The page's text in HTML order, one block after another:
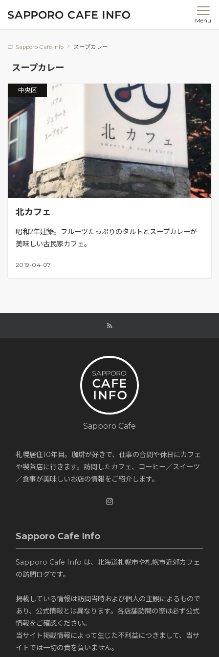
Menu
Sapporo Cafe Info スープカレー
スープカレー
中央区
北カフェ
昭和2年建築。フルーツたっぷりのタルトとスープカレーが
美味しい古民家カフェ。
2019-04-07
Sapporo Cafe
札幌居住10年目。珈琲が好きで、仕事の合間や休日にカフェ
や喫茶店に行きます。訪問したカフェ、コーヒー／スイーツ
／食事が美味しいお店の情報をご紹介します。
Sapporo Cafe Info
Sapporo Cafe Info は、北海道札幌市や札幌市近郊カフェ
の訪問ログです。
掲載している情報は訪問当時および個人の主観によるもので
あり、公式情報とは異なります。各店舗訪問の際は必ず公式
情報をご確認ください。
当サイト掲載情報によって生じた不利益につきまして、当サ
イトでは一切の責を負いません。